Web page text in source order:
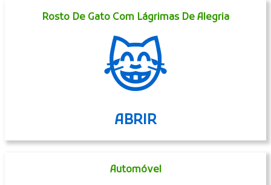
Rosto De Gato Com Lágrimas De Alegria
😹
ABRIR
Automóvel